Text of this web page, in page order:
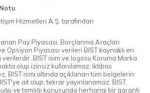
Hizmetleri A.Ş. tarafından
Pay Piyasası, Borçlanma Araçları
Opsiyon Piyasası verileri BIST kaynaklı en
BIST isim ve logosu Koruma Marka
olup izinsiz kullanılamaz, iktibas
BIST ismi altında açıklanan tüm belgelerin
ait olup, tekrar yayınlanamaz. BIST,
ve tamlığı konusunda herhangi bir garanti